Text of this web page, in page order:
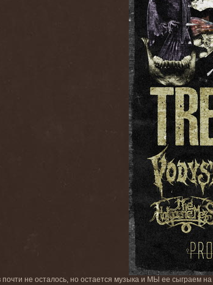
не осталось, но остается музыка и МЫ ее сыграем на